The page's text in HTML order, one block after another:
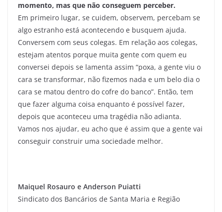
momento, mas que não conseguem perceber.
Em primeiro lugar, se cuidem, observem, percebam se
algo estranho está acontecendo e busquem ajuda.
Conversem com seus colegas. Em relação aos colegas,
estejam atentos porque muita gente com quem eu
conversei depois se lamenta assim “poxa, a gente viu o
cara se transformar, não fizemos nada e um belo dia o
cara se matou dentro do cofre do banco”. Então, tem
que fazer alguma coisa enquanto é possível fazer,
depois que aconteceu uma tragédia não adianta.
Vamos nos ajudar, eu acho que é assim que a gente vai
conseguir construir uma sociedade melhor.
Maiquel Rosauro e Anderson Puiatti
Sindicato dos Bancários de Santa Maria e Região